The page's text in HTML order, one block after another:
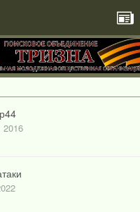
2016